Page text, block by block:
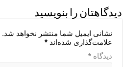
دیدگاهتان را بنویسید
نشانی ایمیل شما منتشر نخواهد شد.
علامت‌گذاری شده‌اند*
دیدگاه*